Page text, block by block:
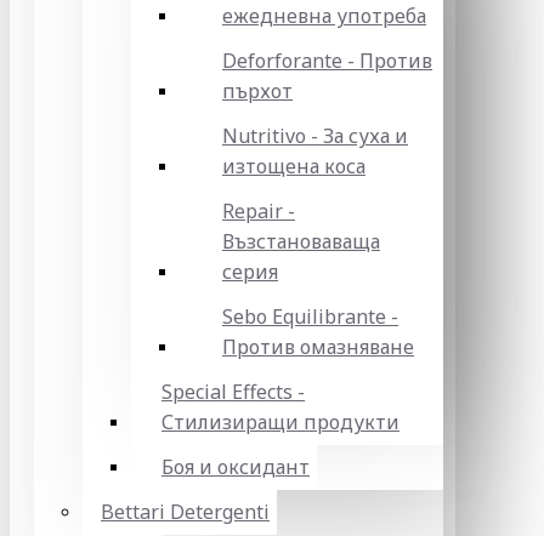
ежедневна употреба
Deforforante - Против
пърхот
Nutritivo - За суха и
изтощена коса
Repair -
Възстановаваща
серия
Sebo Equilibrante -
Против омазняване
Special Effects -
Стилизиращи продукти
Боя и оксидант
Bettari Detergenti